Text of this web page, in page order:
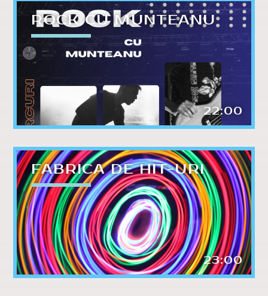
ROCK CU MUNTEANU
22:00
FABRICA DE HIT-URI
23:00